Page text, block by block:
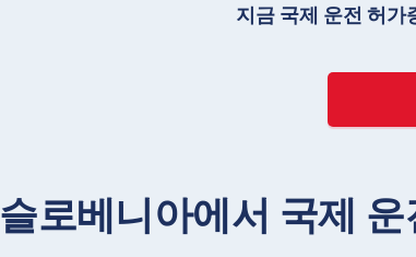
지금 국제 운전 허가
슬로베니아에서 국제